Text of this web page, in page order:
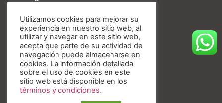
Fibratore
Utilizamos cookies para mejorar su
experiencia en nuestro sitio web, al
utilizar y navegar en este sitio web,
acepta que parte de su actividad de
navegación puede almacenarse en
cookies. La información detallada
sobre el uso de cookies en este
sitio web está disponible en los
términos y condiciones.